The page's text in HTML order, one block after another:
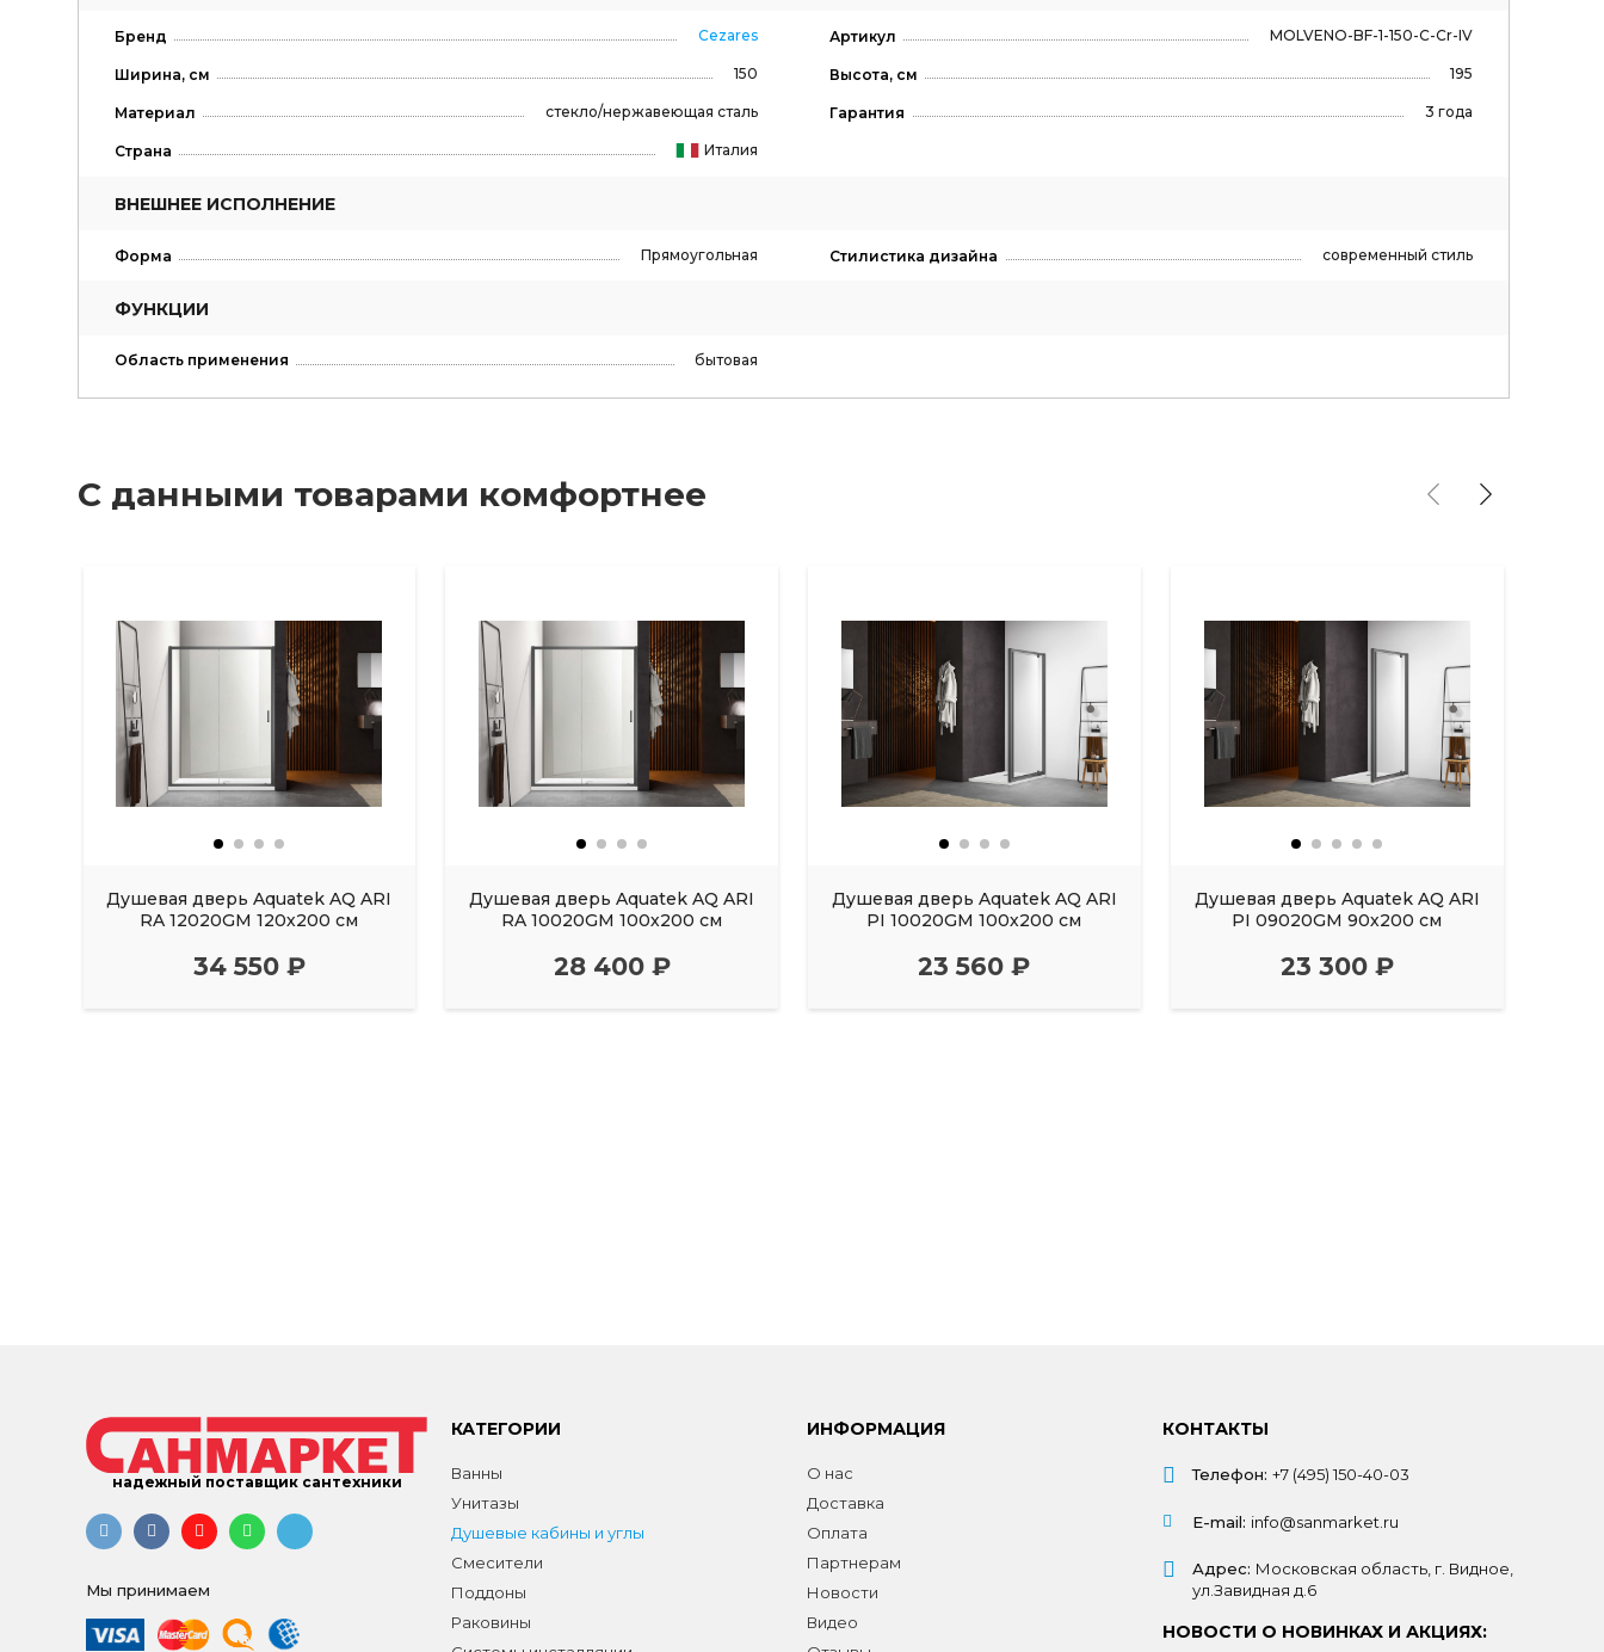
Бренд Cezares Артикул MOLVENO-BF-1-150-C-Cr-IV
Ширина, см 150 Высота, см 195
Материал стекло/нержавеющая сталь Гарантия 3 года
Страна Италия
ВНЕШНЕЕ ИСПОЛНЕНИЕ
Форма Прямоугольная Стилистика дизайна современный стиль
ФУНКЦИИ
Область применения бытовая
С данными товарами комфортнее
Душевая дверь Aquatek AQ ARI
RA 12020GM 120х200 см
34 550 ₽
Душевая дверь Aquatek AQ ARI
RA 10020GM 100х200 см
28 400 ₽
Душевая дверь Aquatek AQ ARI
PI 10020GM 100х200 см
23 560 ₽
Душевая дверь Aquatek AQ ARI
PI 09020GM 90х200 см
23 300 ₽
надежный поставщик сантехники
Мы принимаем
КАТЕГОРИИ
Ванны
Унитазы
Душевые кабины и углы
Смесители
Поддоны
Раковины
ИНФОРМАЦИЯ
О нас
Доставка
Оплата
Партнерам
Новости
Видео
КОНТАКТЫ
Телефон: +7 (495) 150-40-03
E-mail: info@sanmarket.ru
Адрес: Московская область, г. Видное,
ул.Завидная д.6
НОВОСТИ О НОВИНКАХ И АКЦИЯХ: